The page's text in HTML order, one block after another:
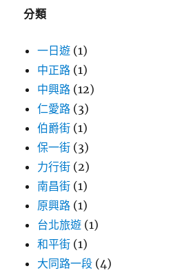
分類
一日遊 (1)
中正路 (1)
中興路 (12)
仁愛路 (3)
伯爵街 (1)
保一街 (3)
力行街 (2)
南昌街 (1)
原興路 (1)
台北旅遊 (1)
和平街 (1)
大同路一段 (4)